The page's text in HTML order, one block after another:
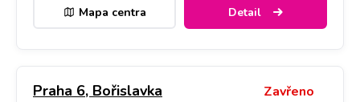
Mapa centra Detail
Praha 6, Bořislavka Zavřeno